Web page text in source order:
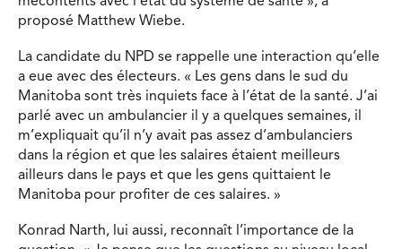
proposé Matthew Wiebe.
La candidate du NPD se rappelle une interaction qu’elle
a eue avec des électeurs. « Les gens dans le sud du
Manitoba sont très inquiets face à l’état de la santé. J’ai
parlé avec un ambulancier il y a quelques semaines, il
m’expliquait qu’il n’y avait pas assez d’ambulanciers
dans la région et que les salaires étaient meilleurs
ailleurs dans le pays et que les gens quittaient le
Manitoba pour profiter de ces salaires. »
Konrad Narth, lui aussi, reconnaît l’importance de la